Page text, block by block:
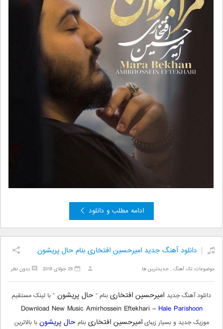
ادامه مطلب و دانلود
دانلود آهنگ جدید امیرحسین افتخاری بنام حال پریشون
موضوعات:تک آهنگ ,جدیدترین ها بدون نظر 29 جولای 2018
دانلود آهنگ جدید امیرحسین افتخاریبنام “ حال پریشون ” با لینک مستقیم
Download New Music Amirhossein Eftekhari – Hale Parishoon
موزیک جدید و بسیار زیبایامیرحسین افتخاریبنام حال پریشونبا بالاترین